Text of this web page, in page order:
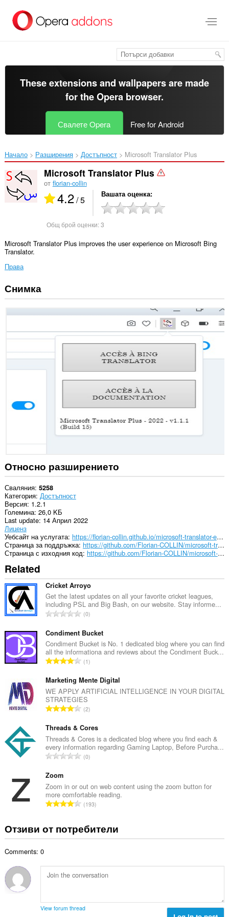
главното
съдържание
These extensions and wallpapers are made
for theOpera browser.
Свалете Opera Free for Android
Начало Разширения Достъпност Microsoft Translator Plus‎
Microsoft Translator Plus
от florian-collin
4.2/ 5 Вашата оценка
Общ брой оценки:3
Microsoft Translator Plus improves the user experience on Microsoft Bing
Translator.
Права
Това
разширение
да
достъп
до
ви
някои
Снимка
Относно разширението
Сваляния 5258
Категория Достъпност
Версия 1.2.1
Големина 26,0 KБ
Last update 14 Април 2022
Лиценз
Уебсайт на услугата
https://florian-collin.github.io/microsoft-translator-extension/
Страница за поддръжка
https://github.com/Florian-COLLIN/microsoft-translator-extension/issues
Страница с изходния код
https://github.com/Florian-COLLIN/microsoft-translator-extension
Related
Cricket Arroyo
Get the latest updates on all your favorite cricket leagues,
including PSL and Big Bash, on our website. Stay informe...
О
щ
б
р
о
о
ц
е
н
к
и
:
0
Condiment Bucket
Condiment Bucket is No. 1 dedicated blog where you can find
all the informationa and reviews about the Condiment Buck...
О
щ
б
р
о
о
ц
е
н
и
:
1
Marketing Mente Digital
WE APPLY ARTIFICIAL INTELLIGENCE IN YOUR DIGITAL
STRATEGIES
О
щ
б
р
о
ц
е
н
и
:
2
Threads & Cores
Threads & Cores is a dedicated blog where you find each &
every information regarding Gaming Laptop, Before Purcha...
О
б
р
о
о
ц
к
и
0
Zoom
Zoom in or out on web content using the zoom button for
more comfortable reading.
О
щ
б
й
о
н
193
Отзиви от потребители
Comments: 0
View forum thread